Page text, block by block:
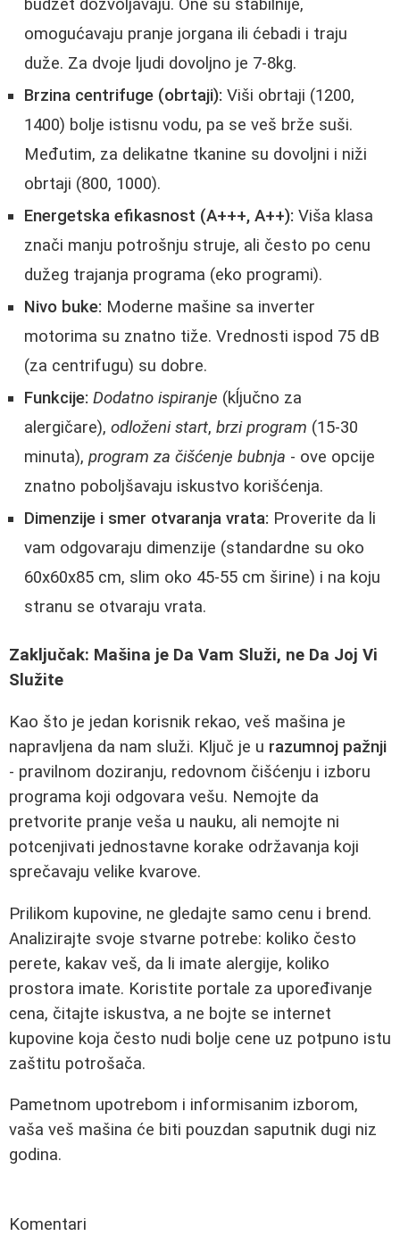
budžet dozvoljavaju. One su stabilnije,
omogućavaju pranje jorgana ili ćebadi i traju
duže. Za dvoje ljudi dovoljno je 7-8kg.
Brzina centrifuge (obrtaji): Viši obrtaji (1200,
1400) bolje istisnu vodu, pa se veš brže suši.
Međutim, za delikatne tkanine su dovoljni i niži
obrtaji (800, 1000).
Energetska efikasnost (A+++, A++): Viša klasa
znači manju potrošnju struje, ali često po cenu
dužeg trajanja programa (eko programi).
Nivo buke: Moderne mašine sa inverter
motorima su znatno tiže. Vrednosti ispod 75 dB
(za centrifugu) su dobre.
Funkcije: Dodatno ispiranje (kĺjučno za
alergičare), odloženi start, brzi program (15-30
minuta), program za čišćenje bubnja - ove opcije
znatno poboljšavaju iskustvo korišćenja.
Dimenzije i smer otvaranja vrata: Proverite da li
vam odgovaraju dimenzije (standardne su oko
60x60x85 cm, slim oko 45-55 cm širine) i na koju
stranu se otvaraju vrata.
Zaključak: Mašina je Da Vam Služi, ne Da Joj Vi
Služite
Kao što je jedan korisnik rekao, veš mašina je
napravljena da nam služi. Ključ je u razumnoj pažnji
- pravilnom doziranju, redovnom čišćenju i izboru
programa koji odgovara vešu. Nemojte da
pretvorite pranje veša u nauku, ali nemojte ni
potcenjivati jednostavne korake održavanja koji
sprečavaju velike kvarove.
Prilikom kupovine, ne gledajte samo cenu i brend.
Analizirajte svoje stvarne potrebe: koliko često
perete, kakav veš, da li imate alergije, koliko
prostora imate. Koristite portale za upoređivanje
cena, čitajte iskustva, a ne bojte se internet
kupovine koja često nudi bolje cene uz potpuno istu
zaštitu potrošača.
Pametnom upotrebom i informisanim izborom,
vaša veš mašina će biti pouzdan saputnik dugi niz
godina.
Komentari